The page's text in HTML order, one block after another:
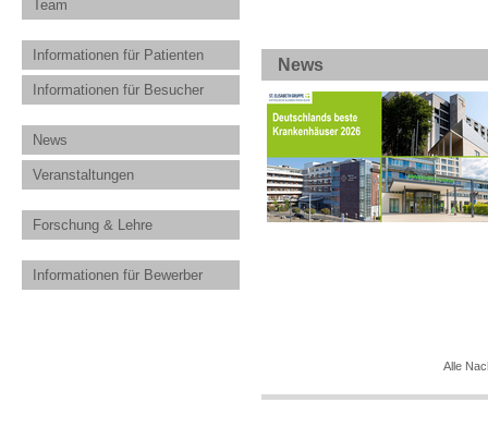
Team
Informationen für Patienten
Informationen für Besucher
News
Veranstaltungen
Forschung & Lehre
Informationen für Bewerber
News
Alle